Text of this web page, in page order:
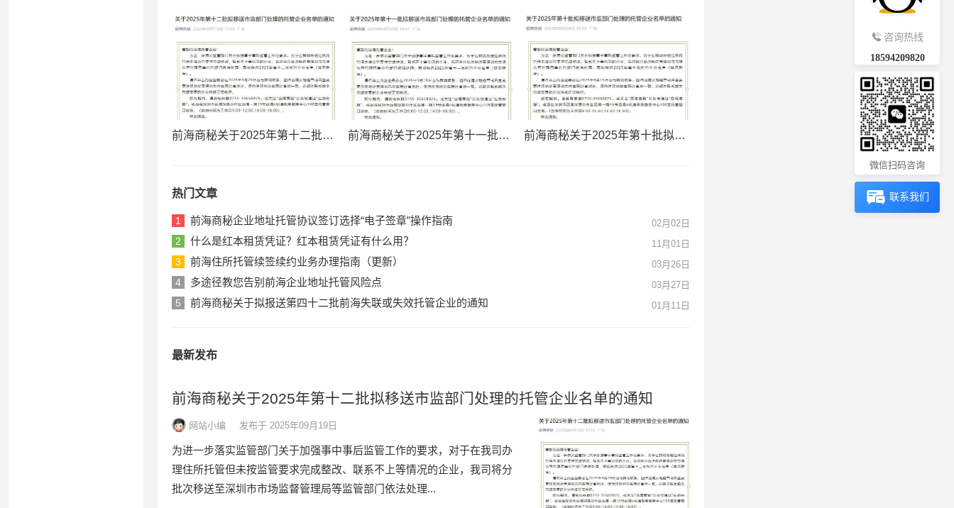
前海商秘关于2025年第十二批拟移送市监部门处理的托管企业名单的通知 前海商秘关于2025年第十一批拟移送市监部门处理的托管企业名单的通知 前海商秘关于2025年第十批拟移送市监部门处理的托管企业名单的通知
热门文章
1 前海商秘企业地址托管协议签订选择“电子签章”操作指南 02月02日
2 什么是红本租赁凭证？红本租赁凭证有什么用？ 11月01日
3 前海住所托管续签续约业务办理指南（更新） 03月26日
4 多途径教您告别前海企业地址托管风险点 03月27日
5 前海商秘关于拟报送第四十二批前海失联或失效托管企业的通知 01月11日
最新发布
前海商秘关于2025年第十二批拟移送市监部门处理的托管企业名单的通知
网站小编 发布于 2025年09月19日
为进一步落实监管部门关于加强事中事后监管工作的要求，对于在我司办
理住所托管但未按监管要求完成整改、联系不上等情况的企业，我司将分
批次移送至深圳市市场监督管理局等监管部门依法处理...
咨询热线
18594209820
微信扫码咨询
联系我们